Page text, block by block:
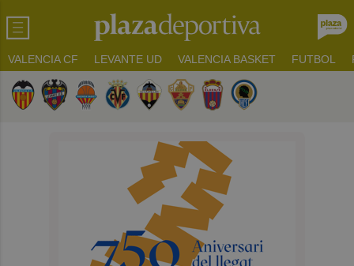
VALENCIA CF LEVANTE UD VALENCIA BASKET FUTBOL